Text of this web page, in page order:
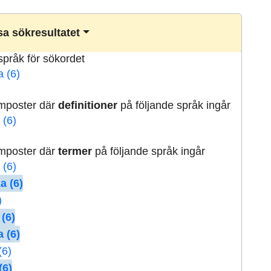
sökresultatet
för sökordet
(6)
därdefinitioner på följande språk ingår
(6)
därtermer på följande språk ingår
(6)
(6)
(6)